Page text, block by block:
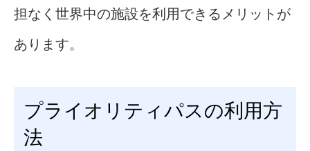
担なく世界中の施設を利用できるメリットが
あります。
プライオリティパスの利用方
法